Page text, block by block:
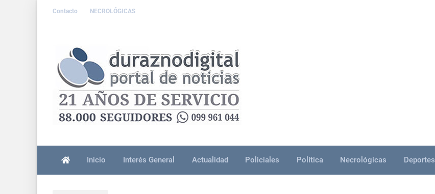
Contacto NECROLÓGICAS
Inicio Interés General Actualidad Policiales Política Necrológicas Deportes